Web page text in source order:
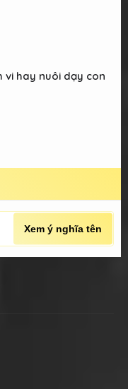
vi hay nuôi dạy con
Xem ý nghĩa tên